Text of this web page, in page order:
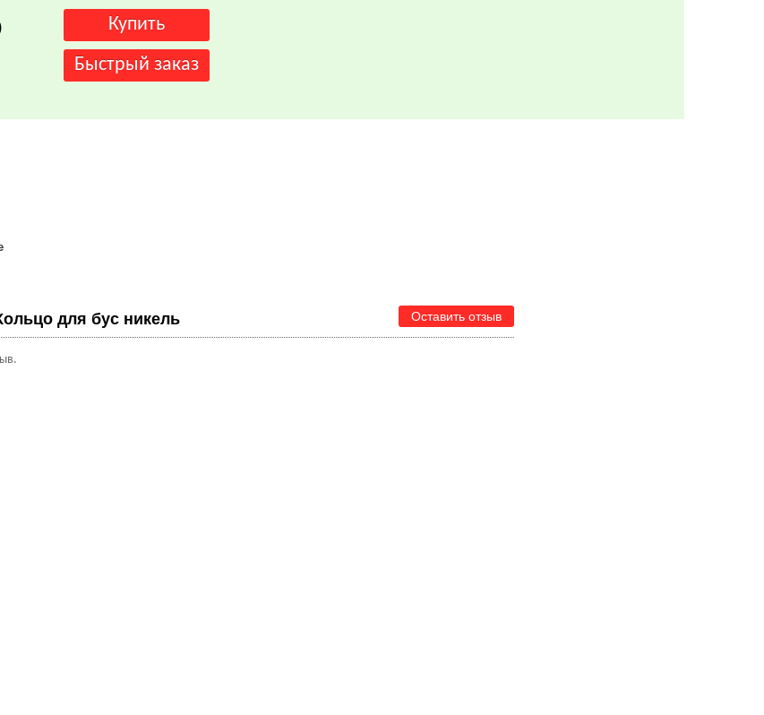
для бус никель Оставить отзыв